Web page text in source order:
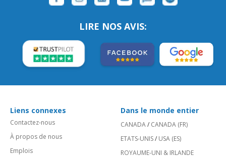
LIRE NOS AVIS:
Liens connexes
Contactez-nous
À propos de nous
Emplois
Dans le monde entier
CANADA/ CANADA (FR)
ETATS-UNIS/ USA (ES)
ROYAUME-UNI & IRLANDE